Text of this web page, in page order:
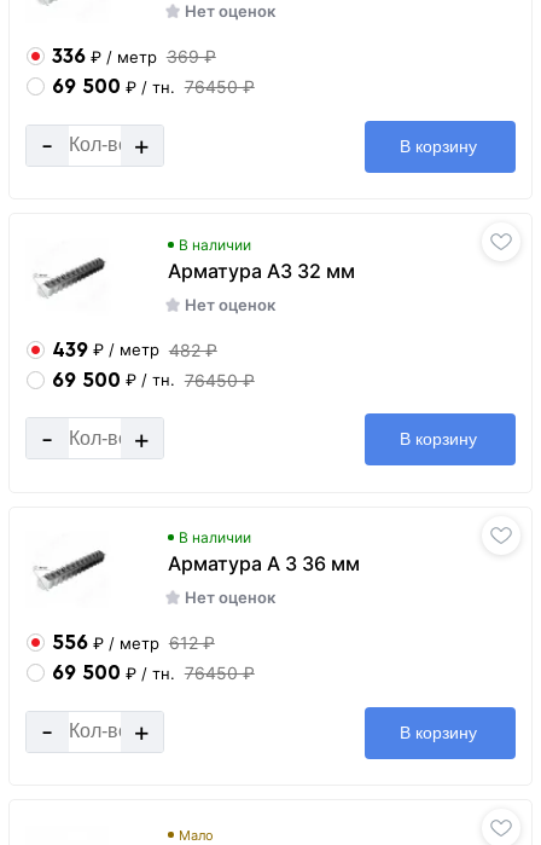
Нет оценок
336 ₽ / метр 369 ₽
69 500 ₽ / тн. 76450 ₽
- + В корзину
В наличии
Арматура А3 32 мм
Нет оценок
439 ₽ / метр 482 ₽
69 500 ₽ / тн. 76450 ₽
- + В корзину
В наличии
Арматура А 3 36 мм
Нет оценок
556 ₽ / метр 612 ₽
69 500 ₽ / тн. 76450 ₽
- + В корзину
Мало